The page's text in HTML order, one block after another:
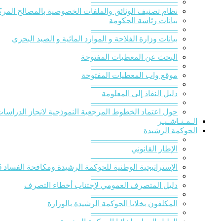
———————————
نظام تصنيف الوثائق والملفات الخصوصية بالمصالح
بيانات رئاسة الحكومة
———————————
بيانات وزارة الفلاحة و الموارد المائية و الصيد البحري
———————————
البحث عن المعطيات المفتوحة
———————————
موقع واب المعطيات المفتوحة
———————————
دليل النفاذ إلى المعلومة
———————————
حول اعتماد الخطوط المرجعية النموذجية لانجاز
الـمـنـاشـيـر
الحوكمة الرشيدة
———————————
الإطار القانوني
———————————
الإستراتيجية الوطنية للحوكمة الرشيدة ومكافحة الفساد 2016-2020
———————————
دليل المتصرف العمومي لإجتناب أخطاء التصرف
———————————
المكلفون بخلايا الحوكمة الرشيدة بالوزارة
———————————